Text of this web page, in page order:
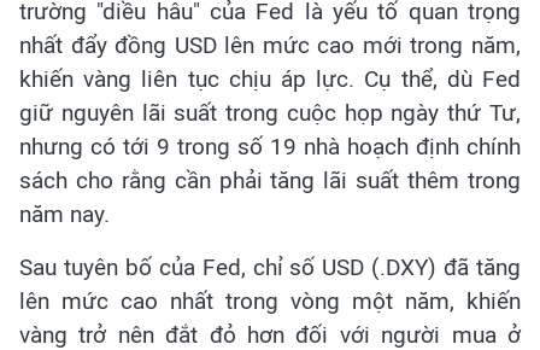
trường "diều hâu" của Fed là yếu tố quan trọng
nhất đẩy đồng USD lên mức cao mới trong năm,
khiến vàng liên tục chịu áp lực. Cụ thể, dù Fed
giữ nguyên lãi suất trong cuộc họp ngày thứ Tư,
nhưng có tới 9 trong số 19 nhà hoạch định chính
sách cho rằng cần phải tăng lãi suất thêm trong
năm nay.
Sau tuyên bố của Fed, chỉ số USD (.DXY) đã tăng
lên mức cao nhất trong vòng một năm, khiến
vàng trở nên đắt đỏ hơn đối với người mua ở